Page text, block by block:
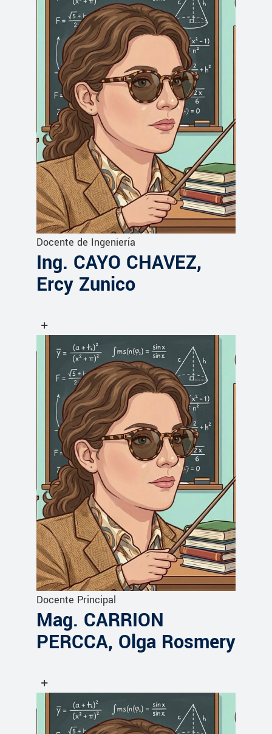
Docente de Ingeniería
Ing. CAYO CHAVEZ,
Ercy Zunico
Docente Principal
Mag. CARRION
PERCCA, Olga Rosmery